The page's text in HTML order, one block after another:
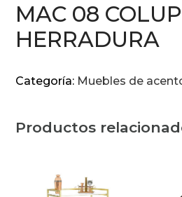
MAC 08
HERRADURA
Categoría: Muebles de
Productos